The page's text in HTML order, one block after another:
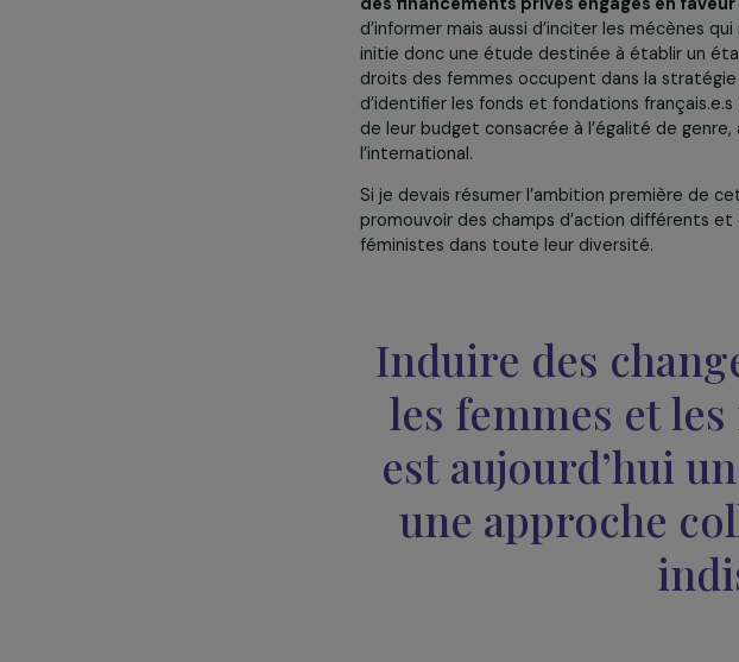
coordonnant des actions
des alliances et des actions
Pour illustrer concrètement les
des financements privés engagés
d’informer mais aussi d’inciter les
droits des femmes occupent dans la
d’identifier les fonds et fondations
promouvoir des champs d’action
féministes dans toute leur diversité.
Induire des
les femmes